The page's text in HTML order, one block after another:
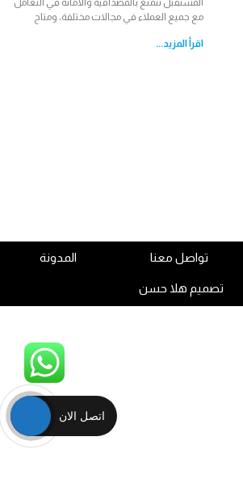
المستقبل تتمتع بالمصداقية والأمانة في التعامل
مع جميع العملاء في مجالات مختلفة، ومتاح
اقرأ المزيد...
تواصل معنا المدونة
تصميم هلا حسن
اتصل الان